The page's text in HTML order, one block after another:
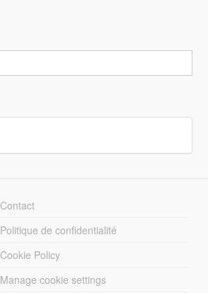
Contact
Politique de confidentialité
Cookie Policy
Manage cookie settings